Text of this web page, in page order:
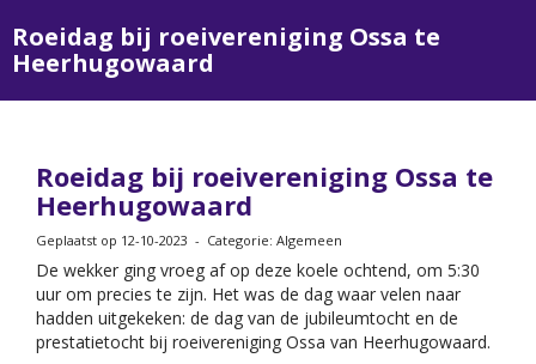
Roeidag bij roeivereniging Ossa te
Heerhugowaard
Roeidag bij roeivereniging Ossa te
Heerhugowaard
Geplaatst op 12-10-2023 - Categorie: Algemeen
De wekker ging vroeg af op deze koele ochtend, om 5:30
uur om precies te zijn. Het was de dag waar velen naar
hadden uitgekeken: de dag van de jubileumtocht en de
prestatietocht bij roeivereniging Ossa van Heerhugowaard.